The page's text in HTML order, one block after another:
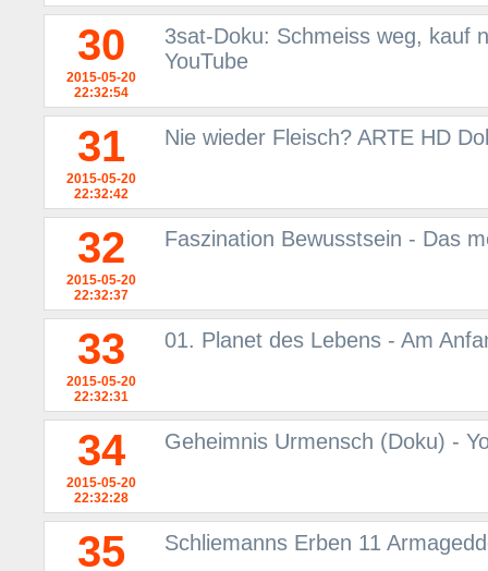
30
2015-05-20
22:32:54
3sat-Doku: Schmeiss weg, kauf
YouTube
31
2015-05-20
22:32:42
Nie wieder Fleisch? ARTE HD
32
2015-05-20
22:32:37
Faszination Bewusstsein - Das
33
2015-05-20
22:32:31
01. Planet des Lebens - Am
34
2015-05-20
22:32:28
Geheimnis Urmensch (Doku) -
35 Schliemanns Erben 11